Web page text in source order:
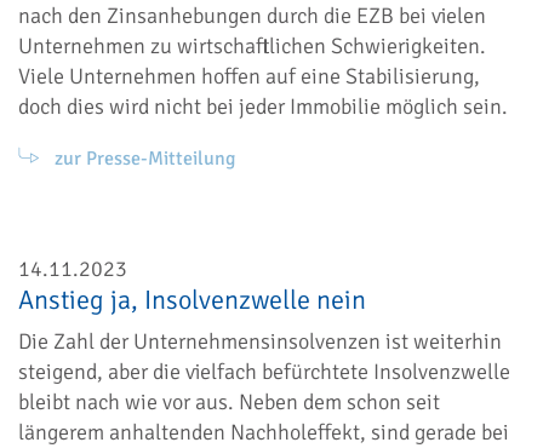
nach den Zinsanhebungen durch die EZB bei vielen
Unternehmen zu wirtschaftlichen Schwierigkeiten.
Viele Unternehmen hoffen auf eine Stabilisierung,
doch dies wird nicht bei jeder Immobilie möglich sein.
zur Presse-Mitteilung
14.11.2023
Anstieg ja, Insolvenzwelle nein
Die Zahl der Unternehmensinsolvenzen ist weiterhin
steigend, aber die vielfach befürchtete Insolvenzwelle
bleibt nach wie vor aus. Neben dem schon seit
längerem anhaltenden Nachholeffekt, sind gerade bei